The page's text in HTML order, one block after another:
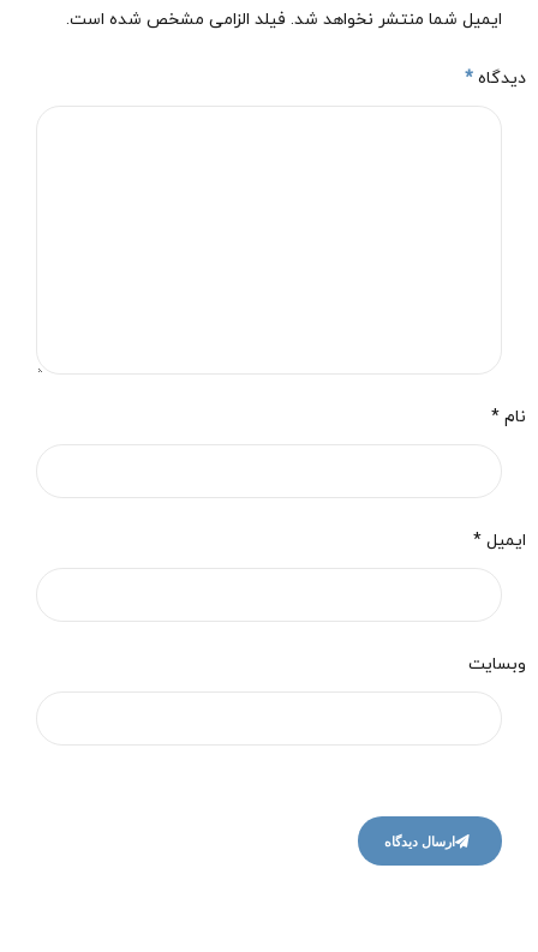
ایمیل شما منتشر نخواهد شد. فیلد الزامی مشخص شده است.
دیدگاه *
نام *
ایمیل *
وبسایت
ارسال دیدگاه